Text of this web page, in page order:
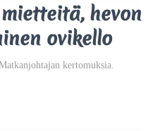
hevon
ovikello
kertomuksia.